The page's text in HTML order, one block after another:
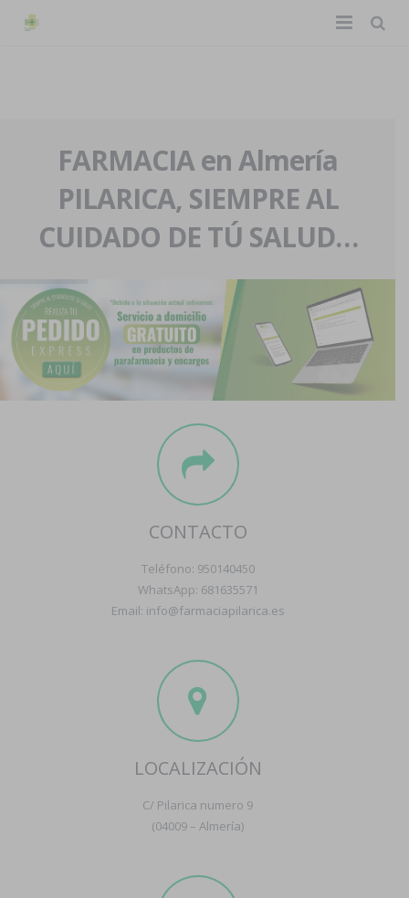
La farmacia
Nuestra historia
Nuestro equipo
Eventos
Servicios y reservas
Pedidos express
Blog
Contacto
Boletín
FARMACIA en Almería
PILARICA, SIEMPRE AL
CUIDADO DE TÚ SALUD…
CONTACTO
Teléfono: 950140450
WhatsApp: 681635571
Email: info@farmaciapilarica.es
LOCALIZACIÓN
C/ Pilarica numero 9
(04009 – Almería)